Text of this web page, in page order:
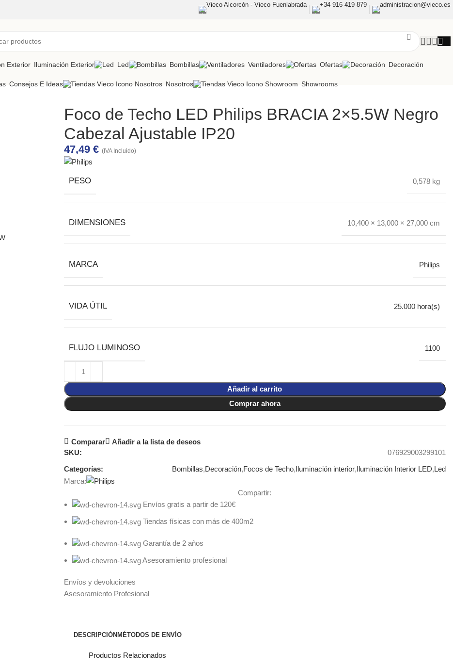
Vieco Alcorcón - Vieco Fuenlabrada +34 916 419 879 administracion@vieco.es
Iluminación Exterior Led Bombillas Ventiladores Ofertas Decoración
Consejos E Ideas Nosotros Showrooms
Foco de Techo LED Philips BRACIA 2×5.5W Negro
Cabezal Ajustable IP20
47,49 € (IVA Incluido)
PESO 0,578 kg
DIMENSIONES 10,400 × 13,000 × 27,000 cm
MARCA Philips
VIDA ÚTIL 25.000 hora(s)
FLUJO LUMINOSO 1100
Añadir al carrito
Comprar ahora
Comparar
Añadir a la lista de deseos
SKU:
076929003299101
Categorías:
Bombillas,Decoración,Focos de Techo,Iluminación interior,Iluminación Interior LED,Led
Marca:
Compartir:
Envíos gratis a partir de 120€
Tiendas físicas con más de 400m2
Garantía de 2 años
Asesoramiento profesional
Envíos y devoluciones
Asesoramiento Profesional
DESCRIPCIÓN MÉTODOS DE ENVÍO
Productos Relacionados